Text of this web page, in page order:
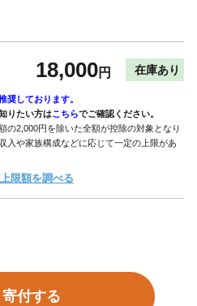
18,000円 在庫あり
奨しております。
りたい方はこちらでご確認ください。
の2,000円を除いた全額が控除の対象となり
入や家族構成などに応じて一定の上限があ
上限額を調べる
寄付する